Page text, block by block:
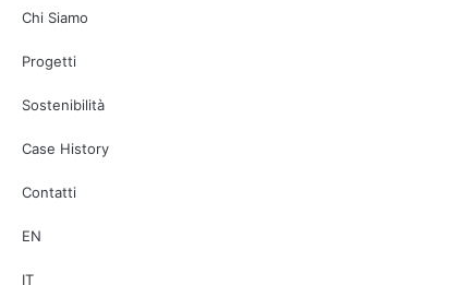
Chi Siamo
Progetti
Sostenibilità
Case History
Contatti
EN
IT